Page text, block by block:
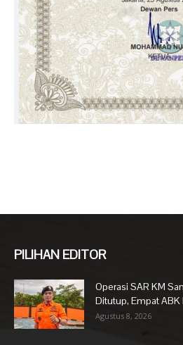
PILIHAN EDITOR
Operasi SAR KM
Ditutup, Empat
Agustus 8, 2026